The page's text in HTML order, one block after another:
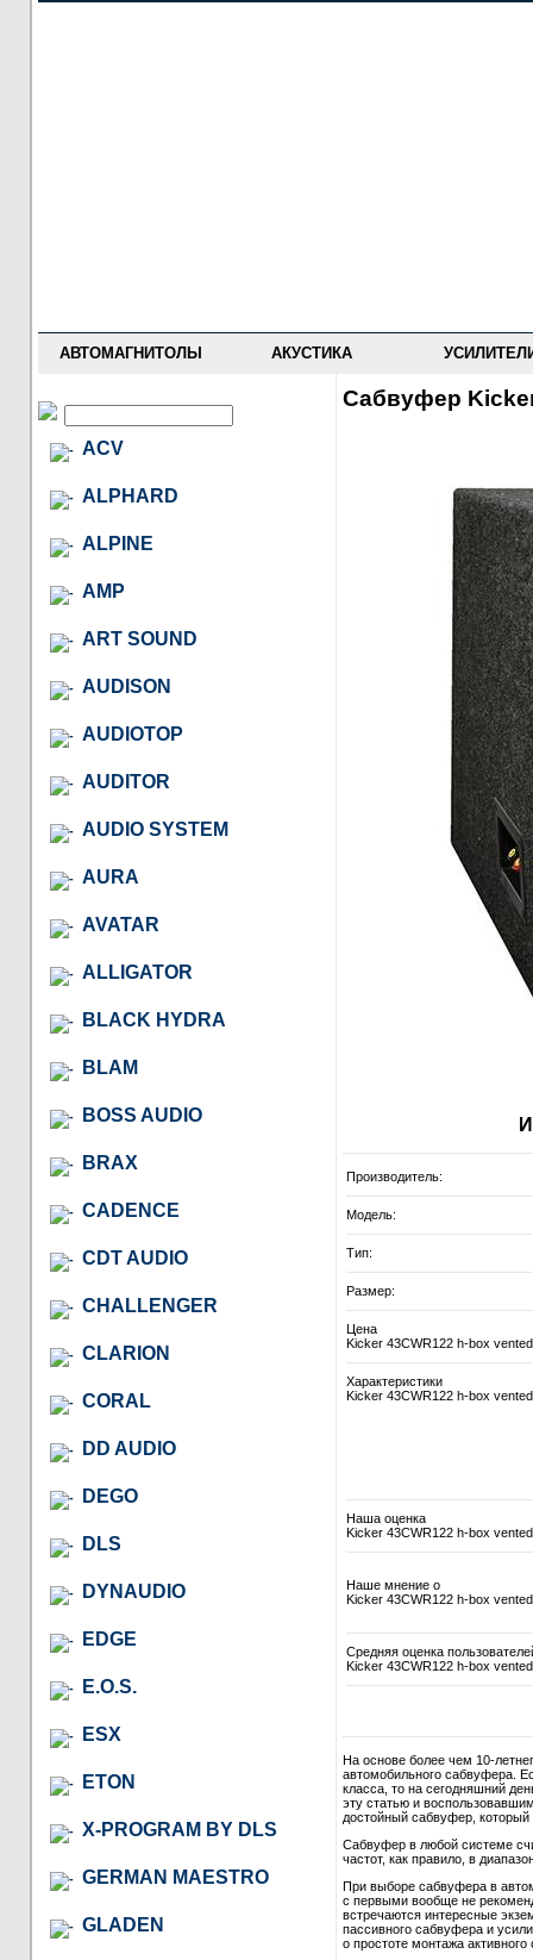
АВТОМАГНИТОЛЫ АКУСТИКА
ACV
ALPHARD
ALPINE
AMP
ART SOUND
AUDISON
AUDIOTOP
AUDITOR
AUDIO SYSTEM
AURA
AVATAR
ALLIGATOR
BLACK HYDRA
BLAM
BOSS AUDIO
BRAX
CADENCE
CDT AUDIO
CHALLENGER
CLARION
CORAL
DD AUDIO
DEGO
DLS
DYNAUDIO
EDGE
E.O.S.
ESX
ETON
X-PROGRAM BY DLS
GERMAN MAESTRO
GLADEN
Сабвуфер
Производитель:
Модель:
Тип:
Размер:
Цена
Kicker 43CWR122 h-box
Характеристики
Kicker 43CWR122 h-box
Наша оценка
Kicker 43CWR122 h-box
Наше мнение о
Kicker 43CWR122 h-box
Средняя оценка
Kicker 43CWR122 h-box
На основе более чем 10-
автомобильного сабвуфера.
класса, то на сегодняшний
эту статью и
достойный сабвуфер, который
Сабвуфер в любой системе
частот, как правило, в
При выборе сабвуфера в
с первыми вообще не
встречаются интересные
пассивного сабвуфера и
о простоте монтажа